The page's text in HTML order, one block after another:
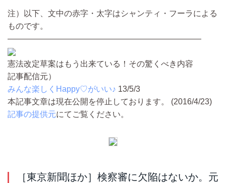
注）以下、文中の赤字・太字はシャンティ・フーラによる
ものです。
————————————————————————
憲法改定草案はもう出来ている！その驚くべき内容
記事配信元）
みんな楽しくHappy♡がいい♪ 13/5/3
本記事文章は現在公開を停止しております。 (2016/4/23)
記事の提供元にてご覧ください。
［東京新聞ほか］検察審に欠陥はないか。元